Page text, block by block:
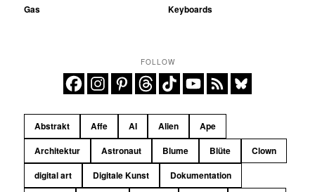
Gas Keyboards
FOLLOW
Abstrakt Affe AI Alien
Ape
Architektur
Astronaut Blume Blüte
Clown
digital art
Digitale Kunst
Dokumentation